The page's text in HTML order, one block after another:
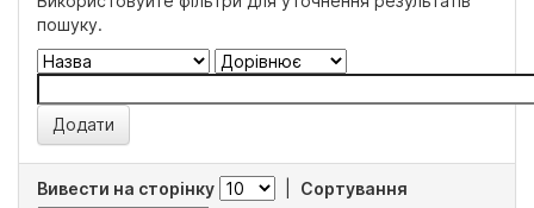
пошуку.
Вивести на сторінку
Сортування